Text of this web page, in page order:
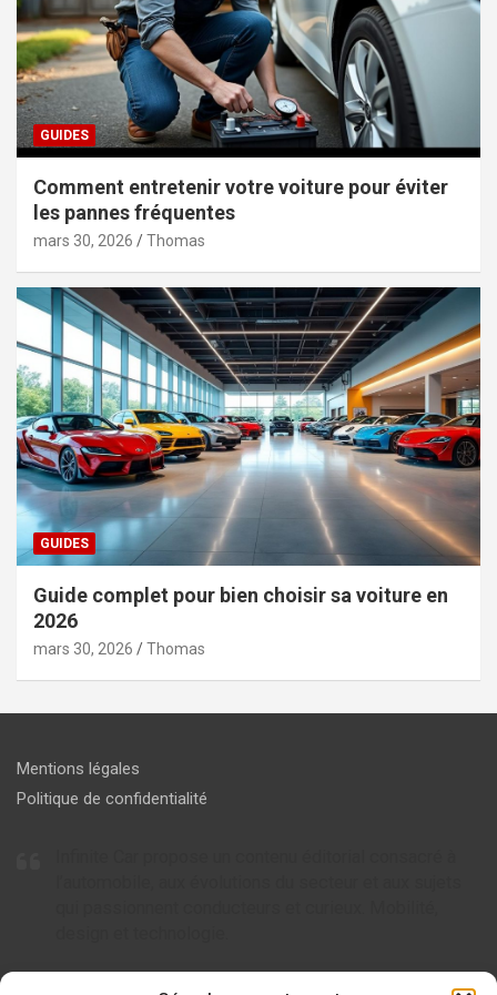
GUIDES
Comment entretenir votre voiture pour éviter
les pannes fréquentes
mars 30, 2026 Thomas
GUIDES
Guide complet pour bien choisir sa voiture en
2026
mars 30, 2026 Thomas
Mentions légales
Politique de confidentialité
Articles à ne pas rater